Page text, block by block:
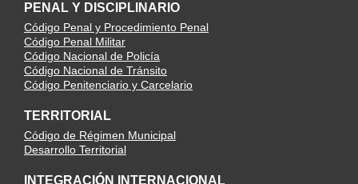
PENAL Y DISCIPLINARIO
Código Penal y Procedimiento Penal
Código Penal Militar
Código Nacional de Policía
Código Nacional de Tránsito
Código Penitenciario y Carcelario
TERRITORIAL
Código de Régimen Municipal
Desarrollo Territorial
INTEGRACIÓN INTERNACIONAL